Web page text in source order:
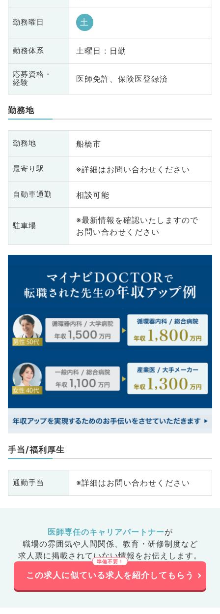
勤務曜日 土
勤務体系 土曜日 : 日勤
応募資格・
経験
医師免許、保険医登録済
勤務地
勤務地 船橋市
最寄り駅 ※詳細はお問い合わせください
自動車通勤 相談可能
駐車場
※最新情報を確認いたしますので
お問い合わせください
手当/福利厚生
通勤手当 ※詳細はお問い合わせください
医師専任のキャリアパートナーが
職場の雰囲気や人間関係、 教育・研修制度など
求人票に掲載されていない情報をお伝えします。
この求人に似ている求人を紹介してもらう